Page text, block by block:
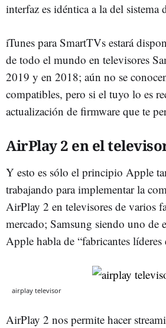
interfaz es idéntica a la del sistema
iTunes para SmartTVs estará
de todo el mundo en televisores
2019 y en 2018; aún no se
compatibles, pero si el tuyo lo es
actualización de firmware que te
AirPlay 2 en el
Y esto es sólo el principio Apple
trabajando para implementar la
AirPlay 2 en televisores de varios
mercado; Samsung siendo uno de
Apple habla de “fabricantes líderes
airplay televisor
AirPlay 2 nos permite hacer